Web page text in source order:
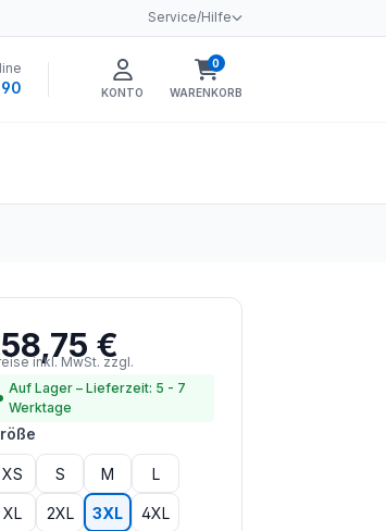
Service/Hilfe
KONTO
0
WARENKORB
Warenkorb enthält
Preis:
€
inkl. MwSt. zzgl.
Auf Lager – Lieferzeit: 5 - 7
Werktage
XS S M L
XL 2XL 3XL 4XL